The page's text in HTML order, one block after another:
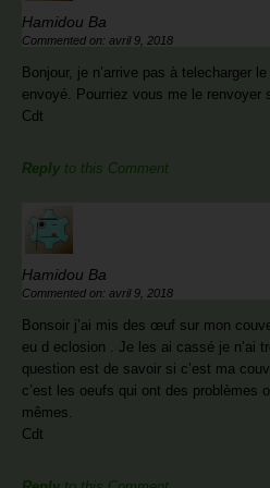
Hamidou Ba
Commented on: avril 9, 2018
Bonjour, je n’arrive pas à telecharger
envoyé. Pourriez vous me le renvoyer
Cdt
Reply to this Comment
Hamidou Ba
Commented on: avril 9, 2018
Bonsoir j’ai mis des œuf sur mon
eu d eclosion . Je les ai cassé je n’ai
question est de savoir si c’est ma
c’est les oeufs qui ont des problèmes
mêmes.
Cdt